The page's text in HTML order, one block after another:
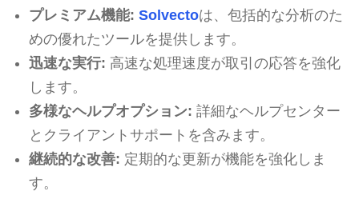
プレミアム機能: Solvectoは、包括的な分析のた
めの優れたツールを提供します。
迅速な実行: 高速な処理速度が取引の応答を強化
します。
多様なヘルプオプション: 詳細なヘルプセンター
とクライアントサポートを含みます。
継続的な改善: 定期的な更新が機能を強化しま
す。